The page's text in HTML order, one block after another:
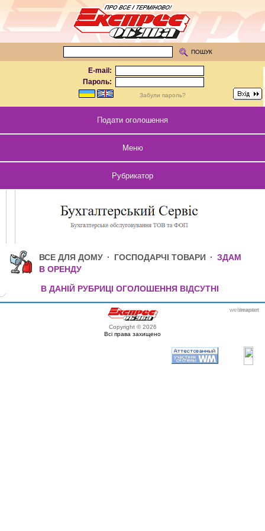
E-mail:
Пароль:
Забули пароль?
ПОШУК
Подати оголошення
Меню
Рубрикатор
ВСЕ ДЛЯ ДОМУ · ГОСПОДАРЧІ ТОВАРИ · ЗДАМ
В ОРЕНДУ
В ДАНІЙ РУБРИЦІ ОГОЛОШЕННЯ ВІДСУТНІ
Copyright © 2026
Всі права захищено
webmaster
itexpert